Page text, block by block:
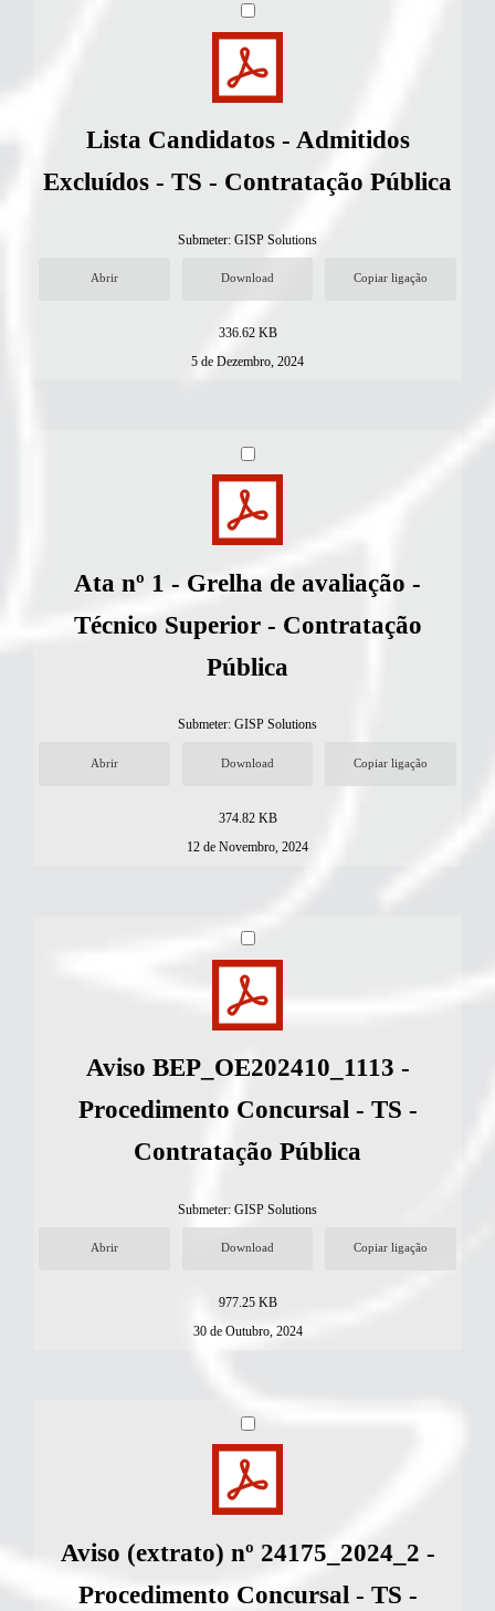
Lista Candidatos - Admitidos
Excluídos - TS - Contratação Pública
Submeter: GISP Solutions
Abrir Download Copiar ligação
336.62 KB
5 de Dezembro, 2024
Ata nº 1 - Grelha de avaliação -
Técnico Superior - Contratação
Pública
Submeter: GISP Solutions
Abrir Download Copiar ligação
374.82 KB
12 de Novembro, 2024
Aviso BEP_OE202410_1113 -
Procedimento Concursal - TS -
Contratação Pública
Submeter: GISP Solutions
Abrir Download Copiar ligação
977.25 KB
30 de Outubro, 2024
Aviso (extrato) nº 24175_2024_2 -
Procedimento Concursal - TS -